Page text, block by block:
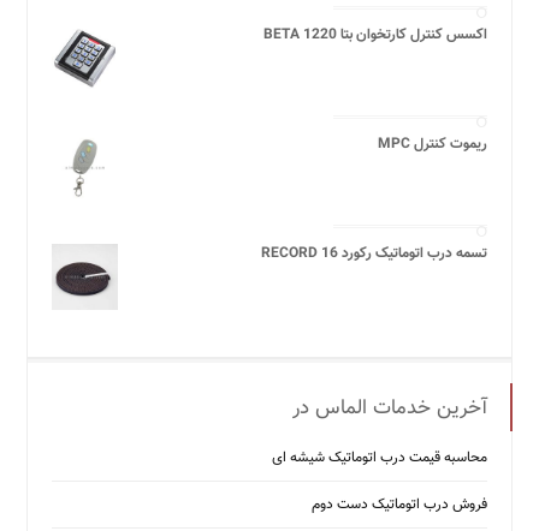
اکسس کنترل کارتخوان بتا BETA 1220
ریموت کنترل MPC
تسمه درب اتوماتیک رکورد 16 RECORD
آخرین خدمات الماس در
محاسبه قیمت درب اتوماتیک شیشه ‌ای
فروش درب اتوماتیک دست دوم